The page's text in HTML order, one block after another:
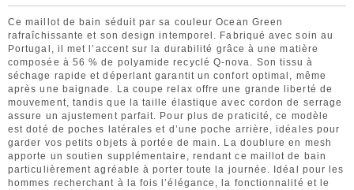
Ce maillot de bain séduit par sa couleur Ocean Green
rafraîchissante et son design intemporel. Fabriqué avec soin au
Portugal, il met l’accent sur la durabilité grâce à une matière
composée à 56 % de polyamide recyclé Q-nova. Son tissu à
séchage rapide et déperlant garantit un confort optimal, même
après une baignade. La coupe relax offre une grande liberté de
mouvement, tandis que la taille élastique avec cordon de serrage
assure un ajustement parfait. Pour plus de praticité, ce modèle
est doté de poches latérales et d’une poche arrière, idéales pour
garder vos petits objets à portée de main. La doublure en mesh
apporte un soutien supplémentaire, rendant ce maillot de bain
particulièrement agréable à porter toute la journée. Idéal pour les
hommes recherchant à la fois l’élégance, la fonctionnalité et le